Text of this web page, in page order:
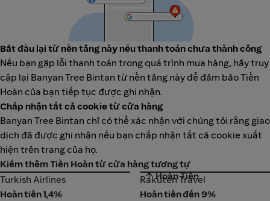
Bắt đầu lại từ nền tảng này nếu thanh toán chưa thành công
Nếu bạn gặp lỗi thanh toán trong quá trình mua hàng, hãy truy
cập lại Banyan Tree Bintan từ nền tảng này để đảm bảo Tiền
Hoàn của bạn tiếp tục được ghi nhận.
Chấp nhận tất cả cookie từ cửa hàng
Banyan Tree Bintan chỉ có thể xác nhận với chúng tôi rằng giao
dịch đã được ghi nhận nếu bạn chấp nhận tất cả cookie xuất
hiện trên trang của họ.
Kiếm thêm Tiền Hoàn từ cửa hàng tương tự
Turkish Airlines
Turkish Airlines
Hoàn tiền 1,4%
Rakuten Travel
↑ Hoàn Tiền
Rakuten Travel
Hoàn tiền đến 9%